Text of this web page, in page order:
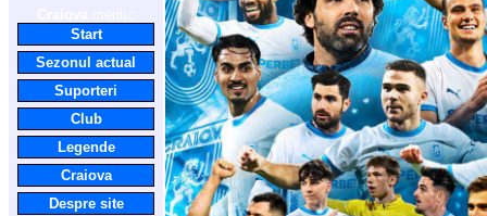
Start
Sezonul actual
Suporteri
Club
Legende
Craiova
Despre site